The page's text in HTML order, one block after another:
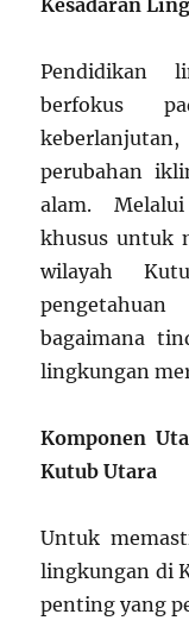
Kesadaran
Pendidikan
berfokus
perubahan
alam.
khusus untuk
wilayah
bagaimana
lingkungan
Komponen
Kutub Utara
Untuk
lingkungan di
penting yang